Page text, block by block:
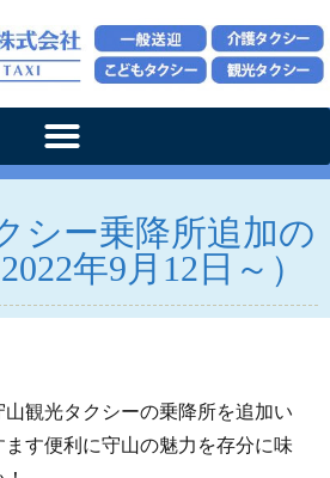
シー乗降所追加の
年9月12日～）
観光タクシーの乗降所を追加い
ます便利に守山の魅力を存分に味